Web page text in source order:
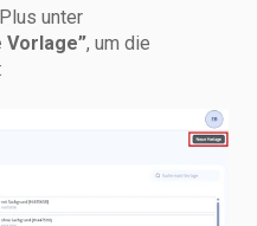
unter
Vorlage”, um die